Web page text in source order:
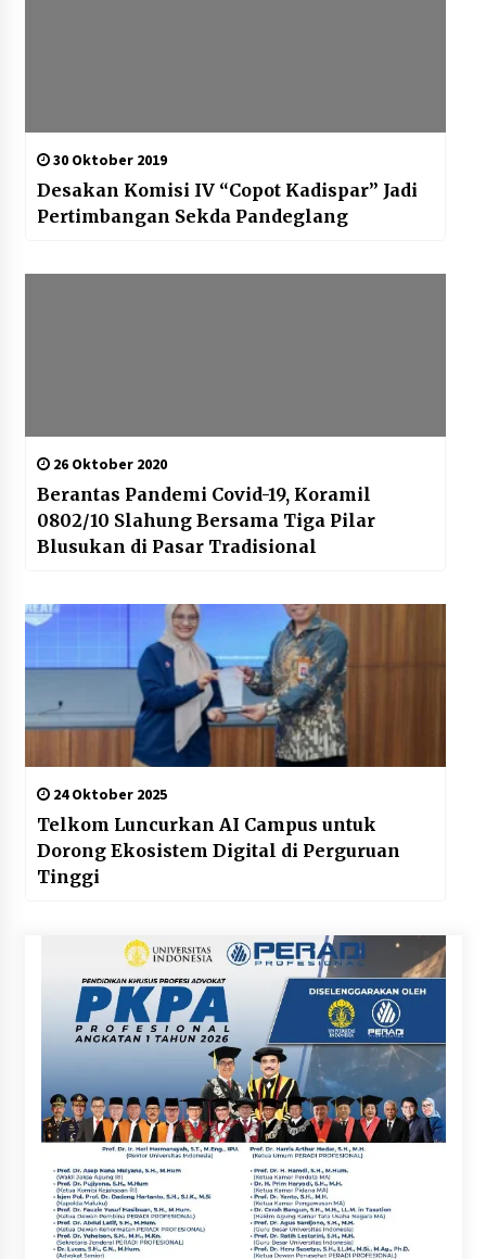
30 Oktober 2019
Desakan Komisi IV “Copot Kadispar” Jadi
Pertimbangan Sekda Pandeglang
26 Oktober 2020
Berantas Pandemi Covid-19, Koramil
0802/10 Slahung Bersama Tiga Pilar
Blusukan di Pasar Tradisional
24 Oktober 2025
Telkom Luncurkan AI Campus untuk
Dorong Ekosistem Digital di Perguruan
Tinggi